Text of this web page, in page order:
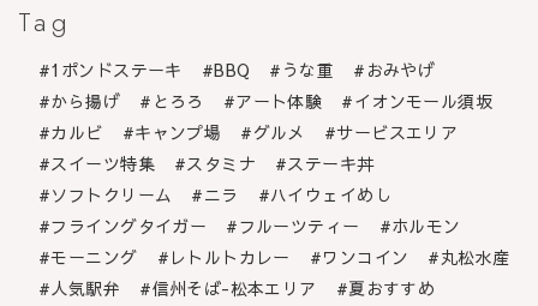
Tag
1ポンドステーキ BBQ うな重
おみやげ
から揚げ
とろろ アート体験
イオンモール須坂
カルビ
キャンプ場 グルメ
サービスエリア
スイーツ特集
スタミナ
ステーキ丼
ソフトクリーム
ニラ
ハイウェイめし
フライングタイガー
フルーツティー
ホルモン
モーニング
レトルトカレー ワンコイン
丸松水産
人気駅弁
信州そば-松本エリア 夏おすすめ